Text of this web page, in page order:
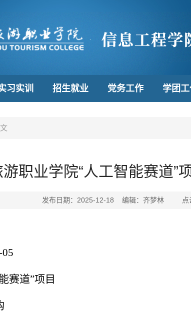
习实训 招生就业 党务工作 学团
职业学院“人工智能赛道”
发布日期：2025-12-18 编辑：齐梦林 点
05
赛道”项目